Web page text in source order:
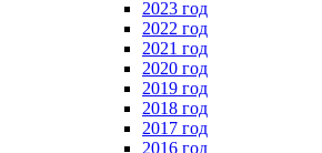
2023 год
2022 год
2021 год
2020 год
2019 год
2018 год
2017 год
2016 год